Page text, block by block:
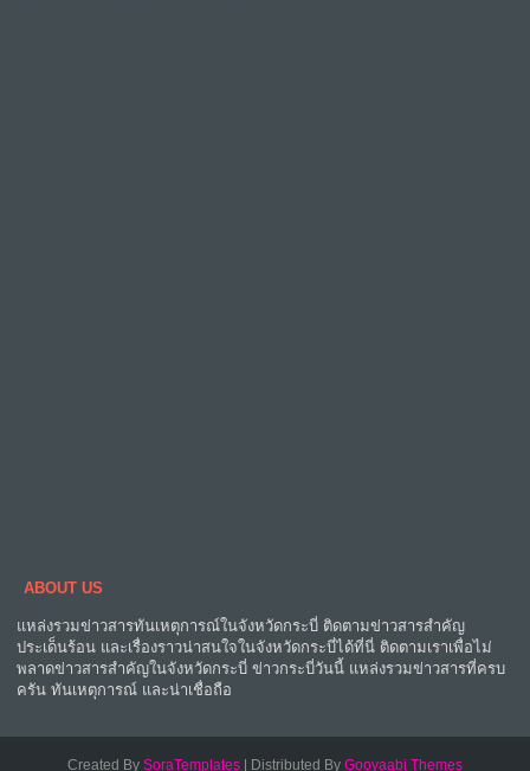
ABOUT US
แหล่งรวมข่าวสารทันเหตุการณ์ในจังหวัดกระบี่ ติดตามข่าวสารสำคัญ
ประเด็นร้อน และเรื่องราวน่าสนใจในจังหวัดกระบี่ได้ที่นี่ ติดตามเราเพื่อไม่
พลาดข่าวสารสำคัญในจังหวัดกระบี่ ข่าวกระบี่วันนี้ แหล่งรวมข่าวสารที่ครบ
ครัน ทันเหตุการณ์ และน่าเชื่อถือ
Created By SoraTemplates | Distributed By Gooyaabi Themes